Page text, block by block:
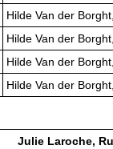
Hilde Van der
Hilde Van der
Hilde Van der
Hilde Van der
Julie Laroche,